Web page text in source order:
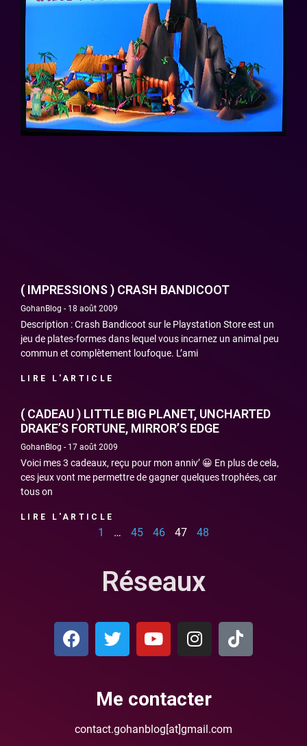
( IMPRESSIONS ) CRASH BANDICOOT
GohanBlog 18 août 2009
Description : Crash Bandicoot sur le Playstation Store est un
jeu de plates-formes dans lequel vous incarnez un animal peu
commun et complètement loufoque. L’ami
LIRE L'ARTICLE
( CADEAU ) LITTLE BIG PLANET, UNCHARTED
DRAKE’S FORTUNE, MIRROR’S EDGE
GohanBlog 17 août 2009
Voici mes 3 cadeaux, reçu pour mon anniv’ 😀 En plus de cela,
ces jeux vont me permettre de gagner quelques trophées, car
tous on
LIRE L'ARTICLE
1 … 45 46 47 48
Réseaux
Me contacter
contact.gohanblog[at]gmail.com